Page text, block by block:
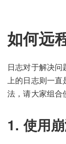
如何远
日志对于解决
上的日志则一直
法，请大家组合
1. 使用